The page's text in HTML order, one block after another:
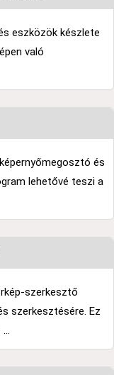
eszközök készlete
való
és
lehetővé teszi a
szerkesztő
szerkesztésére. Ez